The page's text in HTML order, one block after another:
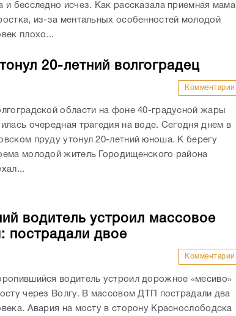
и бесследно исчез. Как рассказала приемная мама
из-за ментальных особенностей молодой
плохо...
20-летний волгоградец
Комментарии
области на фоне 40-градусной жары
очередная трагедия на воде. Сегодня днем в
пруду утонул 20-летний юноша. К берегу
молодой житель Городищенского района
водитель устроил массовое
двое
Комментарии
водитель устроил дорожное «месиво»
через Волгу. В массовом ДТП пострадали два
Авария на мосту в сторону Краснослободска